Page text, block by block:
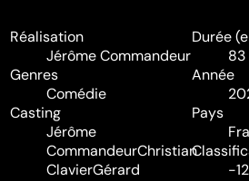
Réalisation
Jérôme Commandeur
Genres
Comédie
Casting
Jérôme
CommandeurChristian
ClavierGérard
Durée
83
Année
Pays
-12